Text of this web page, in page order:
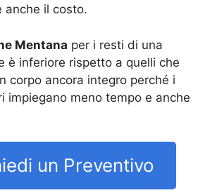
anche il costo.
Mentana per i resti di una
è inferiore rispetto a quelli che
corpo ancora integro perché i
impiegano meno tempo e anche
un Preventivo